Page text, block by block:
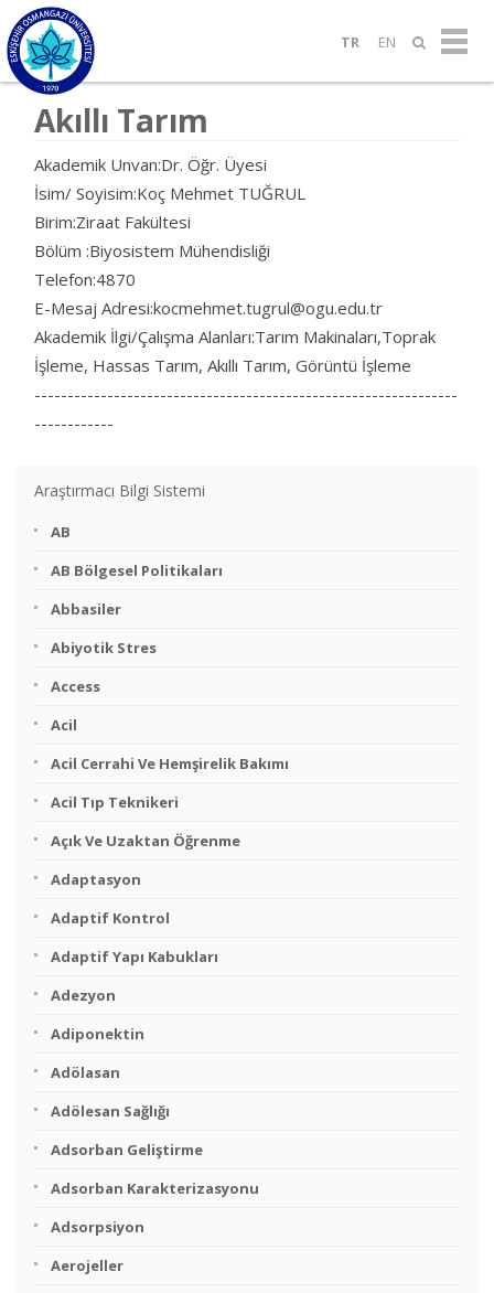
TR EN
Akıllı Tarım
Akademik Unvan:Dr. Öğr. Üyesi
İsim/ Soyisim:Koç Mehmet TUĞRUL
Birim:Ziraat Fakültesi
Bölüm :Biyosistem Mühendisliği
Telefon:4870
E-Mesaj Adresi:kocmehmet.tugrul@ogu.edu.tr
Akademik İlgi/Çalışma Alanları:Tarım Makinaları,Toprak
İşleme, Hassas Tarım, Akıllı Tarım, Görüntü İşleme
----------------------------------------------------------------
------------
Araştırmacı Bilgi Sistemi
AB
AB Bölgesel Politikaları
Abbasiler
Abiyotik Stres
Access
Acil
Acil Cerrahi Ve Hemşirelik Bakımı
Acil Tıp Teknikeri
Açık Ve Uzaktan Öğrenme
Adaptasyon
Adaptif Kontrol
Adaptif Yapı Kabukları
Adezyon
Adiponektin
Adölasan
Adölesan Sağlığı
Adsorban Geliştirme
Adsorban Karakterizasyonu
Adsorpsiyon
Aerojeller